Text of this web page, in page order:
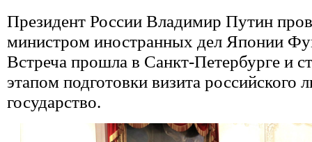
Президент России Владимир Путин
министром иностранных дел Японии
Встреча прошла в Санкт-Петербурге и
этапом подготовки визита российского
государство.